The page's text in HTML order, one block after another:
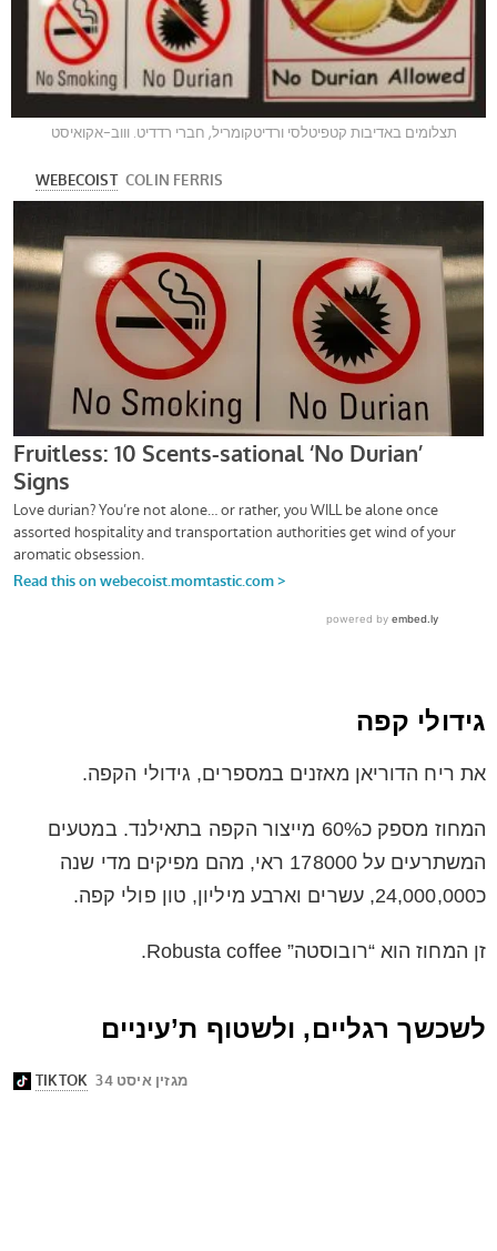
תצלומים באדיבות קטפיטלסי ורדיטקומריל, חברי רדדיט. וווב-אקואיסט
גידולי קפה
את ריח הדוריאן מאזנים במספרים, גידולי הקפה.
המחוז מספק כ60% מייצור הקפה בתאילנד. במטעים
המשתרעים על 178000 ראי, מהם מפיקים מדי שנה
כ24,000,000, עשרים וארבע מיליון, טון פולי קפה.
זן המחוז הוא “רובוסטה” Robusta coffee.
לשכשך רגליים, ולשטוף ת’עיניים